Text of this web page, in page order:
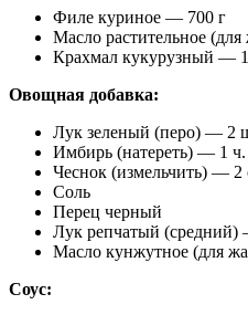
Филе куриное — 700 г
Масло растительное
Крахмал кукурузный —
Овощная добавка:
Лук зеленый (перо) — 2
Имбирь (натереть) — 1
Чеснок (измельчить) — 2
Соль
Перец черный
Лук репчатый
Масло кунжутное (для
Соус: